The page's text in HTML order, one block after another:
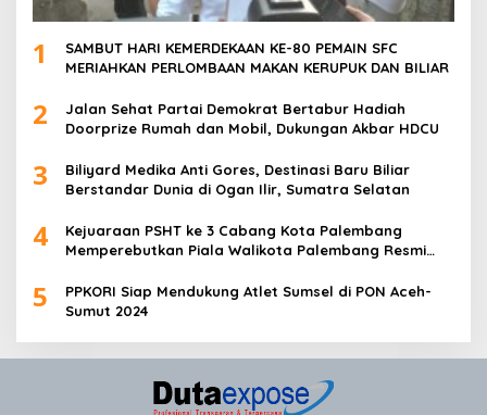
1
SAMBUT HARI KEMERDEKAAN KE-80 PEMAIN SFC
MERIAHKAN PERLOMBAAN MAKAN KERUPUK DAN BILIAR
2
Jalan Sehat Partai Demokrat Bertabur Hadiah
Doorprize Rumah dan Mobil, Dukungan Akbar HDCU
3
Biliyard Medika Anti Gores, Destinasi Baru Biliar
Berstandar Dunia di Ogan Ilir, Sumatra Selatan
4
Kejuaraan PSHT ke 3 Cabang Kota Palembang
Memperebutkan Piala Walikota Palembang Resmi
5
PPKORI Siap Mendukung Atlet Sumsel di PON Aceh-
Sumut 2024